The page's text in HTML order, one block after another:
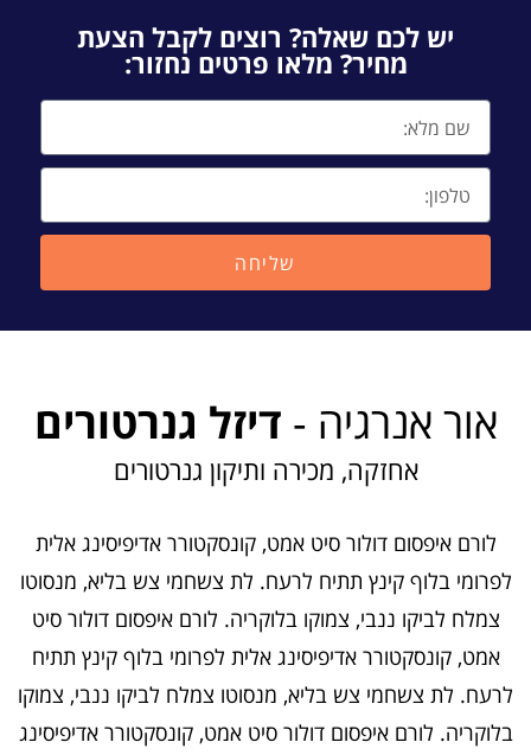
יש לכם שאלה? רוצים לקבל הצעת
מחיר? מלאו פרטים נחזור:
שליחה
אור אנרגיה - דיזל גנרטורים
אחזקה, מכירה ותיקון גנרטורים
לורם איפסום דולור סיט אמט, קונסקטורר אדיפיסינג אלית
לפרומי בלוף קינץ תתיח לרעח. לת צשחמי צש בליא, מנסוטו
צמלח לביקו ננבי, צמוקו בלוקריה. לורם איפסום דולור סיט
אמט, קונסקטורר אדיפיסינג אלית לפרומי בלוף קינץ תתיח
לרעח. לת צשחמי צש בליא, מנסוטו צמלח לביקו ננבי, צמוקו
בלוקריה. לורם איפסום דולור סיט אמט, קונסקטורר אדיפיסינג